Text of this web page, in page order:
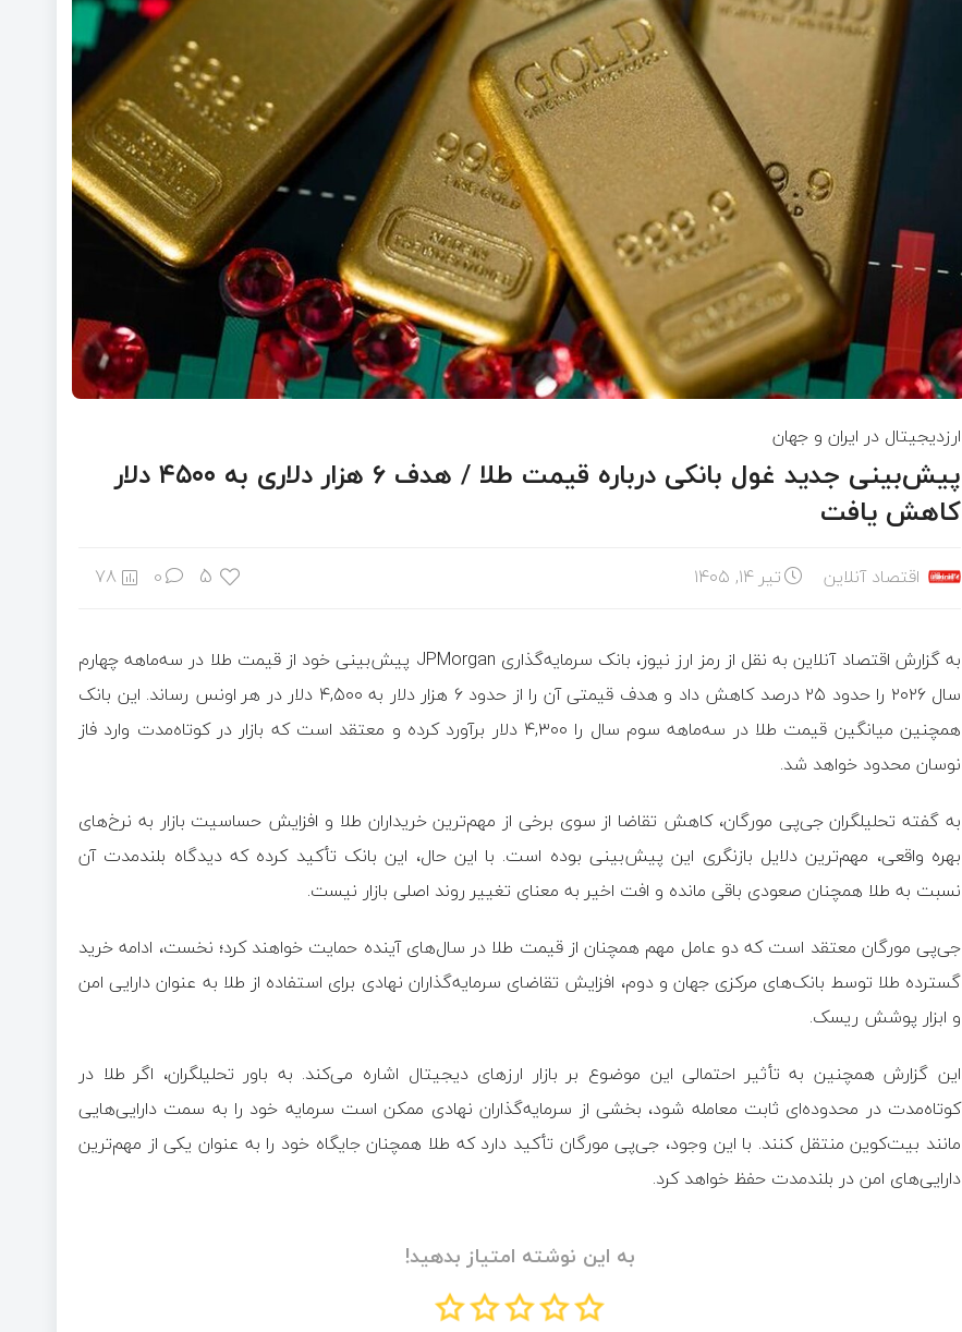
ارزدیجیتال در ایران و جهان
پیش‌بینی جدید غول بانکی درباره قیمت طلا / هدف ۶ هزار دلاری به ۴۵۰۰ دلار
کاهش یافت
اقتصاد آنلاین تیر ۱۴, ۱۴۰۵ 5
0
78
به گزارش اقتصاد آنلاین به نقل از رمز ارز نیوز، بانک سرمایه‌گذاری JPMorgan پیش‌بینی خود از قیمت طلا در سه‌ماهه چهارم
سال ۲۰۲۶ را حدود ۲۵ درصد کاهش داد و هدف قیمتی آن را از حدود ۶ هزار دلار به ۴,۵۰۰ دلار در هر اونس رساند. این بانک
همچنین میانگین قیمت طلا در سه‌ماهه سوم سال را ۴,۳۰۰ دلار برآورد کرده و معتقد است که بازار در کوتاه‌مدت وارد فاز
نوسان محدود خواهد شد.
به گفته تحلیلگران جی‌پی مورگان، کاهش تقاضا از سوی برخی از مهم‌ترین خریداران طلا و افزایش حساسیت بازار به نرخ‌های
بهره واقعی، مهم‌ترین دلایل بازنگری این پیش‌بینی بوده است. با این حال، این بانک تأکید کرده که دیدگاه بلندمدت آن
نسبت به طلا همچنان صعودی باقی مانده و افت اخیر به معنای تغییر روند اصلی بازار نیست.
جی‌پی مورگان معتقد است که دو عامل مهم همچنان از قیمت طلا در سال‌های آینده حمایت خواهند کرد؛ نخست، ادامه خرید
گسترده طلا توسط بانک‌های مرکزی جهان و دوم، افزایش تقاضای سرمایه‌گذاران نهادی برای استفاده از طلا به ‌عنوان دارایی امن
و ابزار پوشش ریسک.
این گزارش همچنین به تأثیر احتمالی این موضوع بر بازار ارزهای دیجیتال اشاره می‌کند. به باور تحلیلگران، اگر طلا در
کوتاه‌مدت در محدوده‌ای ثابت معامله شود، بخشی از سرمایه‌گذاران نهادی ممکن است سرمایه خود را به سمت دارایی‌هایی
مانند بیت‌کوین منتقل کنند. با این وجود، جی‌پی مورگان تأکید دارد که طلا همچنان جایگاه خود را به ‌عنوان یکی از مهم‌ترین
دارایی‌های امن در بلندمدت حفظ خواهد کرد.
به این نوشته امتیاز بدهید!